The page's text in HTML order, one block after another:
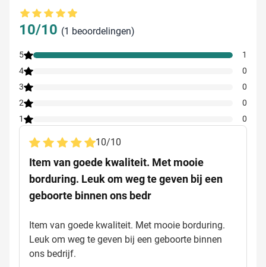
Gemiddelde beoordeling: 10 van 10
10/10 (1 beoordelingen)
5
1
4
0
3
0
2
0
1
0
10/10
Item van goede kwaliteit. Met mooie
borduring. Leuk om weg te geven bij een
geboorte binnen ons bedr
Item van goede kwaliteit. Met mooie borduring.
Leuk om weg te geven bij een geboorte binnen
ons bedrijf.